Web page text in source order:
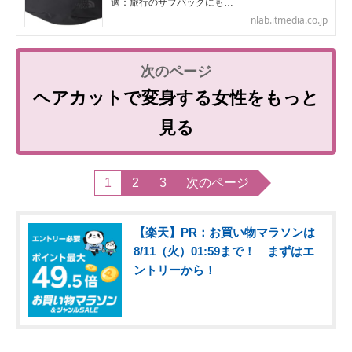
nlab.itmedia.co.jp
ヘアカットで変身する女性をもっと
見る
1 2 3 次のページ
【楽天】PR：お買い物マラソンは
8/11（火）01:59まで！ まずはエ
ントリーから！